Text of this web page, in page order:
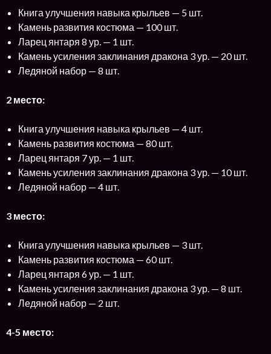
Книга улучшения навыка крыльев — 5 шт.
Камень развития костюма — 100 шт.
Ларец янтаря 8 ур. — 1 шт.
Камень усиления заклинания дракона 3 ур. — 20 шт.
Ледяной набор — 8 шт.
2 место:
Книга улучшения навыка крыльев — 4 шт.
Камень развития костюма — 80 шт.
Ларец янтаря 7 ур. — 1 шт.
Камень усиления заклинания дракона 3 ур. — 10 шт.
Ледяной набор — 4 шт.
3 место:
Книга улучшения навыка крыльев — 3 шт.
Камень развития костюма — 60 шт.
Ларец янтаря 6 ур. — 1 шт.
Камень усиления заклинания дракона 3 ур. — 8 шт.
Ледяной набор — 2 шт.
4-5 место: